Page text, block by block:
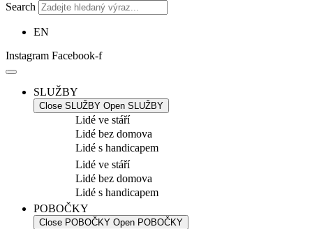
Search
EN
Instagram Facebook-f
SLUŽBY
Close SLUŽBY Open SLUŽBY
Lidé ve stáří
Lidé bez domova
Lidé s handicapem
Lidé ve stáří
Lidé bez domova
Lidé s handicapem
POBOČKY
Close POBOČKY Open POBOČKY